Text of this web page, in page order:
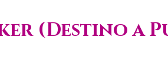
(Destino a